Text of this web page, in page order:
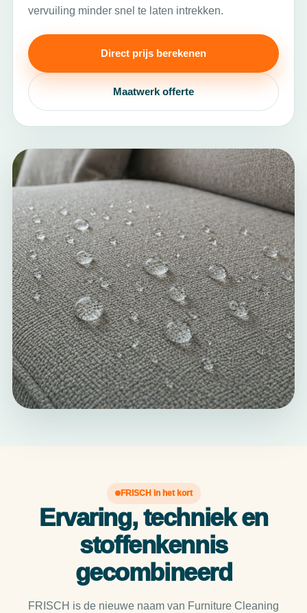
vervuiling minder snel te laten intrekken.
Direct prijs berekenen
Maatwerk offerte
FRISCH in het kort
Ervaring, techniek en
stoffenkennis
gecombineerd
FRISCH is de nieuwe naam van Furniture Cleaning